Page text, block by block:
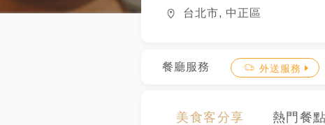
台北市, 中正區
餐廳服務 外送服務
美食客分享 熱門餐點